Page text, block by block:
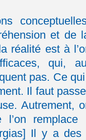
et de
réalité est à
qui,
pas. Ce
Il faut
Autrement,
l’on
Il y a